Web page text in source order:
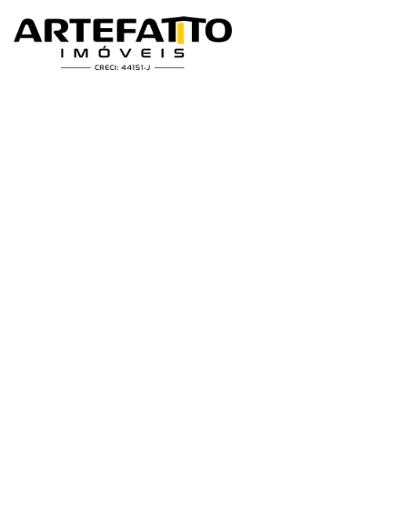
Home / Imóveis à venda / Casa / Casa à venda em Franca, Parque